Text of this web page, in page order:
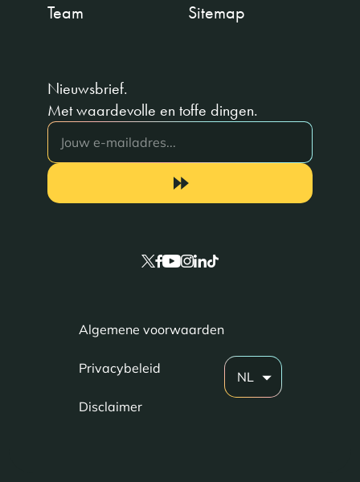
Team
Sitemap
Nieuwsbrief.
Met waardevolle en toffe dingen.
Algemene voorwaarden
Privacybeleid
Disclaimer
NL